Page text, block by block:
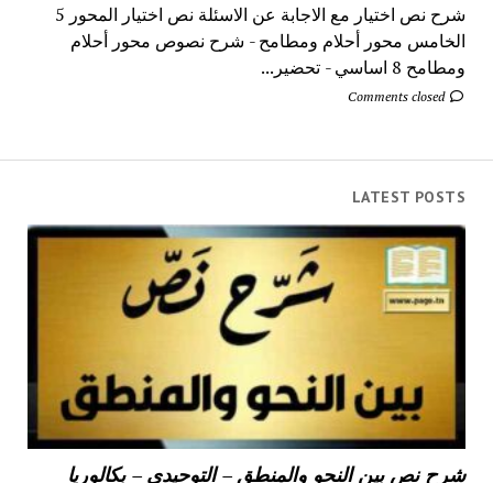
شرح نص اختيار مع الاجابة عن الاسئلة نص اختيار المحور 5
الخامس محور أحلام ومطامح - شرح نصوص محور أحلام
ومطامح 8 اساسي - تحضير...
Comments closed
LATEST POSTS
شرح نص بين النحو والمنطق – التوحيدي – بكالوريا